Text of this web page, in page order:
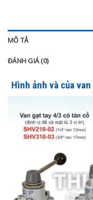
MÔ TẢ
ĐÁNH GIÁ (0)
Hình ảnh và của